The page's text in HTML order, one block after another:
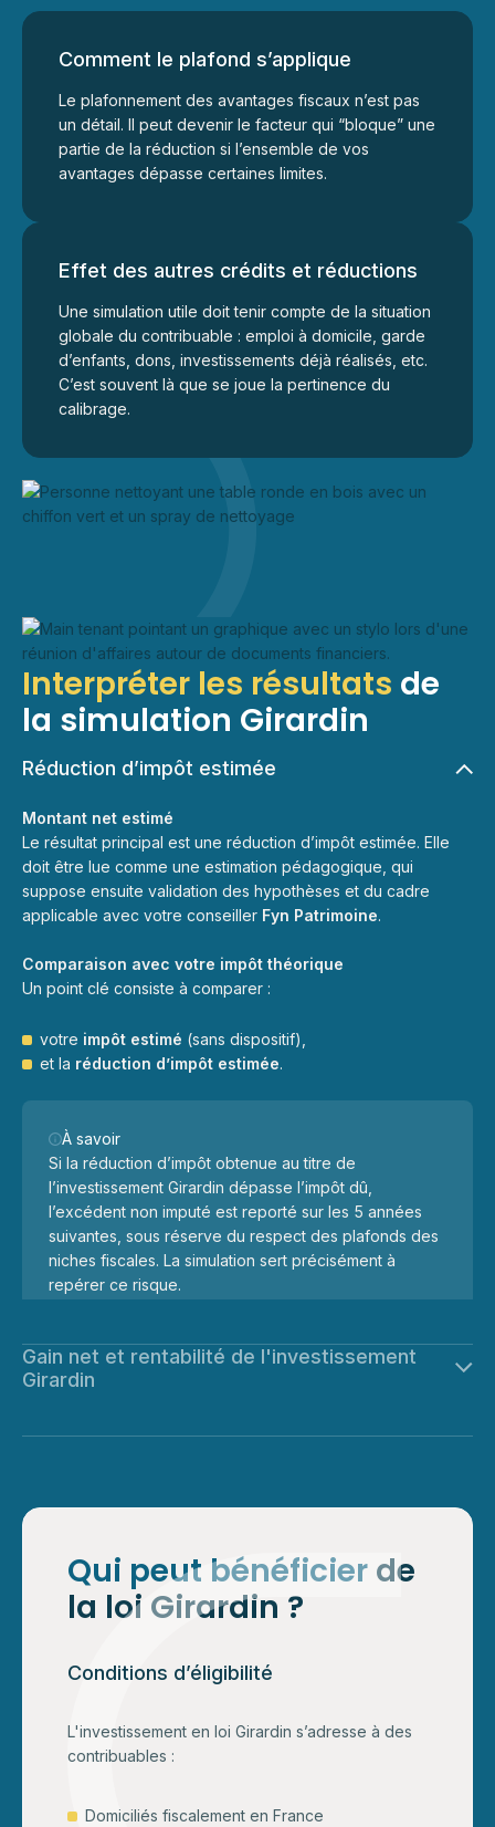
Comment le plafond s’applique
Le plafonnement des avantages fiscaux n’est pas
un détail. Il peut devenir le facteur qui “bloque” une
partie de la réduction si l’ensemble de vos
avantages dépasse certaines limites.
Effet des autres crédits et réductions
Une simulation utile doit tenir compte de la situation
globale du contribuable : emploi à domicile, garde
d’enfants, dons, investissements déjà réalisés, etc.
C’est souvent là que se joue la pertinence du
calibrage.
Interpréter les résultats de
la simulation Girardin
Réduction d’impôt estimée
Montant net estimé
Le résultat principal est une réduction d’impôt estimée. Elle
doit être lue comme une estimation pédagogique, qui
suppose ensuite validation des hypothèses et du cadre
applicable avec votre conseiller Fyn Patrimoine.
Comparaison avec votre impôt théorique
Un point clé consiste à comparer :
votre impôt estimé (sans dispositif),
et la réduction d’impôt estimée.
À savoir
Si la réduction d’impôt obtenue au titre de
l’investissement Girardin dépasse l’impôt dû,
l’excédent non imputé est reporté sur les 5 années
suivantes, sous réserve du respect des plafonds des
niches fiscales. La simulation sert précisément à
repérer ce risque.
Gain net et rentabilité de l'investissement
Girardin
le montant investi,
Ce calcul doit rester prudent : il dépend du respect des
conditions du dispositif sur la durée.‍
Qui peut bénéficier de
la loi Girardin ?
Conditions d’éligibilité
L'investissement en loi Girardin s’adresse à des
contribuables :
Domiciliés fiscalement en France